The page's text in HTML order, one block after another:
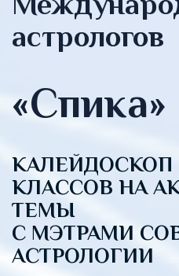
астрологов
«Спика»
КАЛЕЙДОСКОП
КЛАССОВ НА
ТЕМЫ
С МЭТРАМИ
АСТРОЛОГИИ